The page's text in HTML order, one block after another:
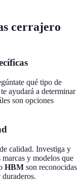
cerrajero
qué tipo de
ayudará a determinar
son opciones
calidad. Investiga y
y modelos que
HBM son reconocidas